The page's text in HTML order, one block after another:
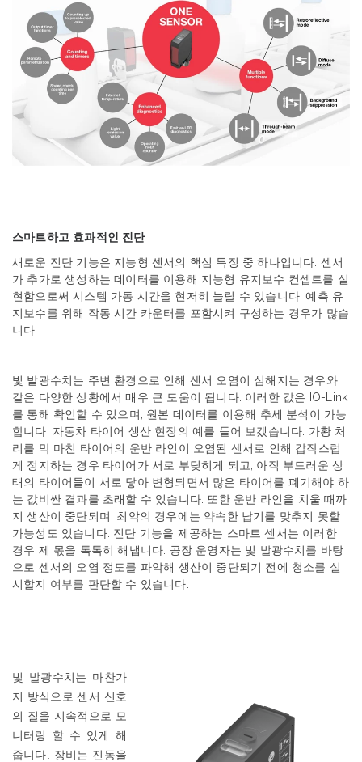
스마트하고 효과적인
진단
새로운 진단 기능은 지능형 센서의 핵심 특징 중 하나입니다 센서
가 추가로 생성하는 데이터를 이용해 지능형 유지보수 컨셉트를 실
현함으로써 시스템 가동 시간을 현저히 늘릴 수 있습니다 .예측 유
지보수를 위해 작동 시간 카운터를 포함시켜 구성하는 경우가 많습
니다
빛 발광수치는 주변 환경으로 인해 센서 오염이 심해지는 경우와
같은 다양한 상황에서 매우 큰 도움이 됩니다. 이러한 값은
IO-Link
를 통해 확인할 수 있으며 원본 데이터를 이용해 추세 분석이 가능
합니다 자동차 타이어 생산 현장의 예를 들어 보겠습니다 가황 처
리를 막 마친 타이어의 운반 라인이 오염된 센서로 인해 갑작스럽
게 정지하는 경우 타이어가 서로 부딪히게 되고 아직 부드러운 상
태의 타이어들이 서로 닿아 변형되면서 많은 타이어를 폐기해야 하
는 값비싼 결과를 초래할 수 있습니다 또한 운반 라인을 치울 때까
지 생산이 중단되며 최악의 경우에는 약속한 납기를 맞추지 못할
가능성도 있습니다. 진단 기능을 제공하는 스마트 센서는 이러한
경우 제 몫을 톡톡히 해냅니다 공장 운영자는 빛 발광수치를 바탕
으로 센서의 오염 정도를 파악해 생산이 중단되기 전에 청소를 실
시할지 여부를 판단할 수 있습니다
빛 발광수치는 마찬가
지 방식으로 센서 신호
의 질을 지속적으로 모
니터링
할 수 있게
해
줍니다
장비는 진동을